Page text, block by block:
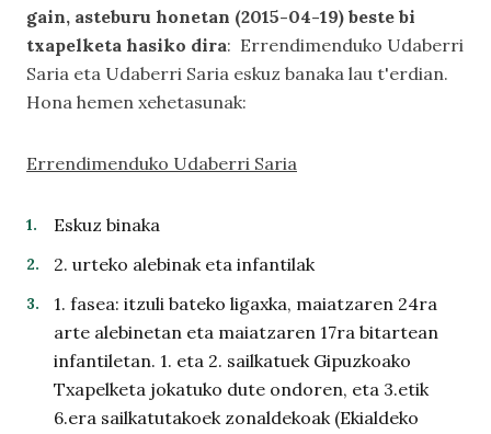
gain, asteburu honetan (2015-04-19) beste bi
txapelketa hasiko dira: Errendimenduko Udaberri
Saria eta Udaberri Saria eskuz banaka lau t'erdian.
Hona hemen xehetasunak:
Errendimenduko Udaberri Saria
Eskuz binaka
2. urteko alebinak eta infantilak
1. fasea: itzuli bateko ligaxka, maiatzaren 24ra
arte alebinetan eta maiatzaren 17ra bitartean
infantiletan. 1. eta 2. sailkatuek Gipuzkoako
Txapelketa jokatuko dute ondoren, eta 3.etik
6.era sailkatutakoek zonaldekoak (Ekialdeko